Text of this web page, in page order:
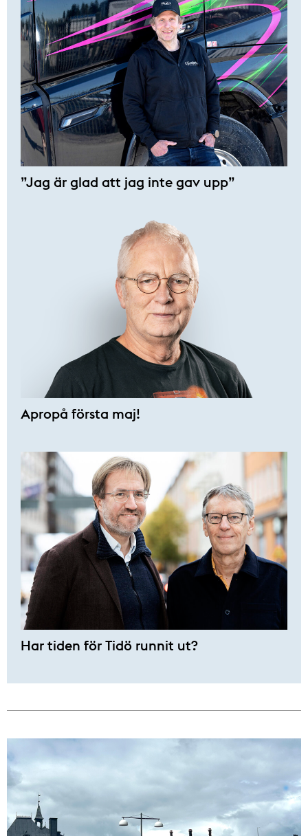
”Jag är glad att jag inte gav upp”
Apropå första maj!
Har tiden för Tidö runnit ut?